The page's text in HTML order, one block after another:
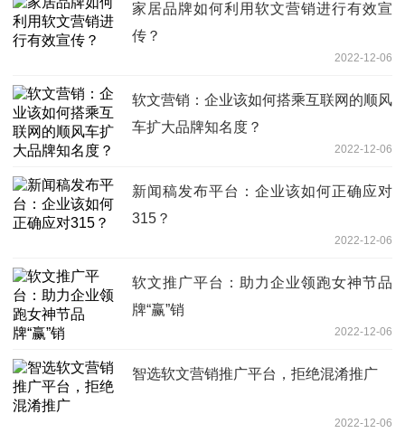
家居品牌如何利用软文营销进行有效宣
传？
2022-12-06
软文营销：企业该如何搭乘互联网的顺风
车扩大品牌知名度？
2022-12-06
新闻稿发布平台：企业该如何正确应对
315？
2022-12-06
软文推广平台：助力企业领跑女神节品
牌“赢”销
2022-12-06
智选软文营销推广平台，拒绝混淆推广
2022-12-06